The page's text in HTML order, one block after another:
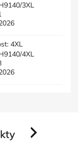
3XL
4XL
4XL
Next